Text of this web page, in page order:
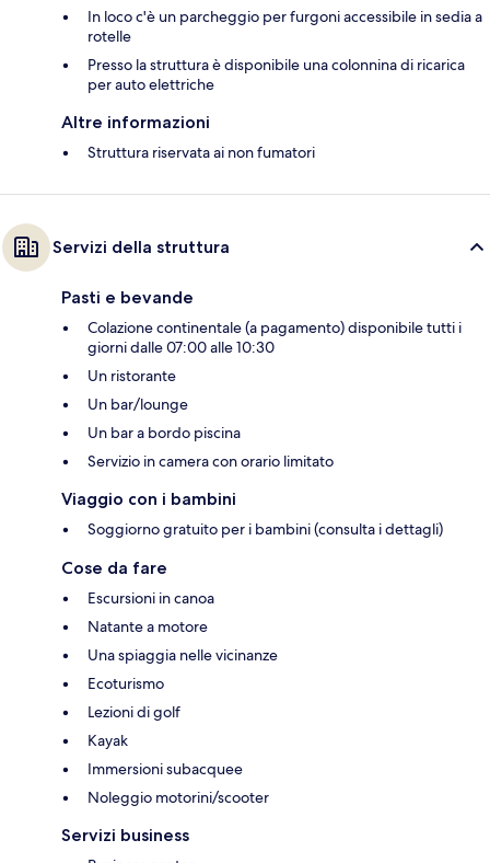
In loco c'è un parcheggio per furgoni accessibile in sedia a
rotelle
Presso la struttura è disponibile una colonnina di ricarica
per auto elettriche
Altre informazioni
Struttura riservata ai non fumatori
Servizi della struttura
Pasti e bevande
Colazione continentale (a pagamento) disponibile tutti i
giorni dalle 07:00 alle 10:30
Un ristorante
Un bar/lounge
Un bar a bordo piscina
Servizio in camera con orario limitato
Viaggio con i bambini
Soggiorno gratuito per i bambini (consulta i dettagli)
Cose da fare
Escursioni in canoa
Natante a motore
Una spiaggia nelle vicinanze
Ecoturismo
Lezioni di golf
Kayak
Immersioni subacquee
Noleggio motorini/scooter
Servizi business